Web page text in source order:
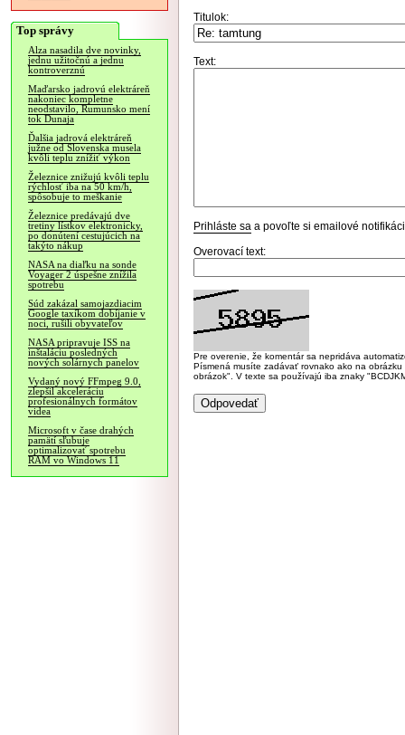
Top správy
Alza nasadila dve novinky,
jednu užitočnú a jednu
kontroverznú
Maďarsko jadrovú elektráreň
nakoniec kompletne
neodstavilo, Rumunsko mení
tok Dunaja
Ďalšia jadrová elektráreň
južne od Slovenska musela
kvôli teplu znížiť výkon
Železnice znižujú kvôli teplu
rýchlosť iba na 50 km/h,
spôsobuje to meškanie
Železnice predávajú dve
tretiny lístkov elektronicky,
po donútení cestujúcich na
takýto nákup
NASA na diaľku na sonde
Voyager 2 úspešne znížila
spotrebu
Súd zakázal samojazdiacim
Google taxíkom dobíjanie v
noci, rušili obyvateľov
NASA pripravuje ISS na
inštaláciu posledných
nových solárnych panelov
Vydaný nový FFmpeg 9.0,
zlepšil akceleráciu
profesionálnych formátov
videa
Microsoft v čase drahých
pamätí sľubuje
optimalizovať spotrebu
RAM vo Windows 11
Titulok:
Text:
Prihláste sa a povoľte si emailové
Overovací text:
Pre overenie, že komentár sa nepridáva
Písmená musíte zadávať rovnako ako na
obrázok". V texte sa používajú iba znaky